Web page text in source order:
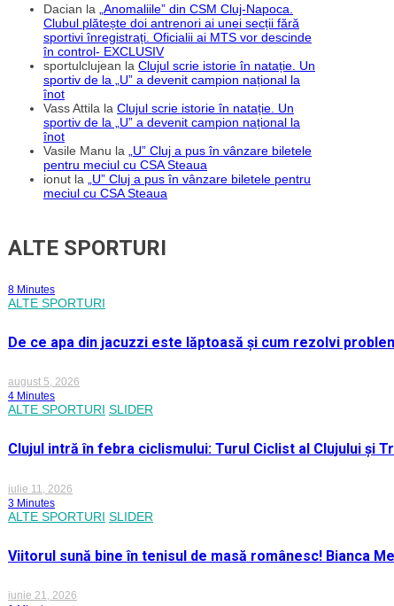
Dacian la
„Anomaliile” din CSM Cluj-Napoca.
Clubul plătește doi antrenori ai unei secții fără
sportivi înregistrați. Oficialii ai MTS vor descinde
în control- EXCLUSIV
sportulclujean la Clujul scrie istorie în natație. Un
sportiv de la „U” a devenit campion național la
înot
Vass Attila la Clujul scrie istorie în natație. Un
sportiv de la „U” a devenit campion național la
înot
Vasile Manu la
„U” Cluj a pus în vânzare biletele
pentru meciul cu CSA Steaua
ionut la
„U” Cluj a pus în vânzare biletele pentru
meciul cu CSA Steaua
ALTE SPORTURI
8 Minutes
ALTE SPORTURI
De ce apa din jacuzzi este lăptoasă și cum rezolvi
august 5, 2026
4 Minutes
ALTE SPORTURI SLIDER
Clujul intră în febra ciclismului: Turul Ciclist al Clujului și
iulie 11, 2026
3 Minutes
ALTE SPORTURI SLIDER
Viitorul sună bine în tenisul de masă românesc! Bianca
iunie 21, 2026